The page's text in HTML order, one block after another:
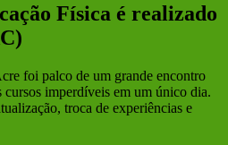
Física é realizado
foi palco de um grande encontro
imperdíveis em um único dia.
troca de experiências e